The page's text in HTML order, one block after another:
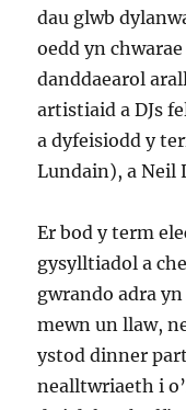
dau glwb
oedd yn
danddaearol
artistiaid a DJs
a dyfeisiodd y
Lundain), a Neil
Er bod y term
gysylltiadol a
gwrando adra
mewn un llaw,
ystod dinner
nealltwriaeth i